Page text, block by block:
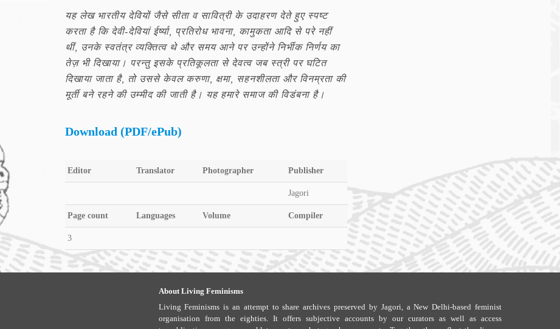
यह लेख भारतीय देवियों जैसे सीता व सावित्री के उदाहरण देते हुए स्पष्ट
करता है कि देवी-देवियां ईर्ष्या, प्रतिरोध भावना, कामुकता आदि से परे नहीं
थीं, उनके स्वतंत्र व्यक्तित्व थे और समय आने पर उन्होंने निर्भीक निर्णय का
तेज़ भी दिखाया। परन्तु इसके प्रतिकूलता से देवत्व जब स्त्री पर घटित
दिखाया जाता है, तो उससे केवल करुणा, क्षमा, सहनशीलता और विनम्रता की
मूर्ती बने रहने की उम्मीद की जाती है। यह हमारे समाज की विडंबना है।
Download (PDF/ePub)
Editor Translator Photographer Publisher
Jagori
Page count Languages Volume Compiler
3
About Living Feminisms
Living Feminisms is an attempt to share archives preserved by Jagori, a New Delhi-based feminist
organisation from the eighties. It offers subjective accounts by our curators as well as access